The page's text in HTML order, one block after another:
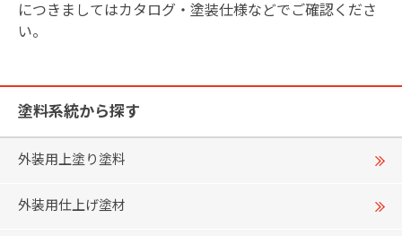
につきましてはカタログ・塗装仕様などでご確認くださ
い。
塗料系統から探す
外装用上塗り塗料
外装用仕上げ塗材